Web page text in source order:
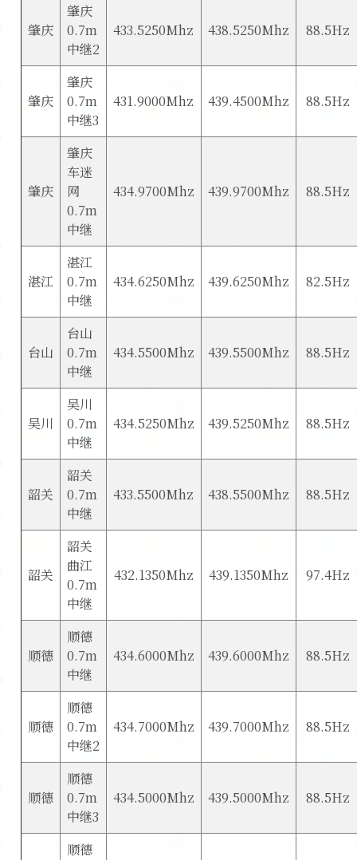
肇庆
肇庆
0.7m
中继2
433.5250Mhz 438.5250Mhz 88.5Hz
肇庆
肇庆
0.7m
中继3
431.9000Mhz 439.4500Mhz 88.5Hz
肇庆
肇庆
车迷
网
0.7m
中继
434.9700Mhz 439.9700Mhz 88.5Hz
湛江
湛江
0.7m
中继
434.6250Mhz 439.6250Mhz 82.5Hz
台山
台山
0.7m
中继
434.5500Mhz 439.5500Mhz 88.5Hz
吴川
吴川
0.7m
中继
434.5250Mhz 439.5250Mhz 88.5Hz
韶关
韶关
0.7m
中继
433.5500Mhz 438.5500Mhz 88.5Hz
韶关
韶关
曲江
0.7m
中继
432.1350Mhz 439.1350Mhz 97.4Hz
顺德
顺德
0.7m
中继
434.6000Mhz 439.6000Mhz 88.5Hz
顺德
顺德
0.7m
中继2
434.7000Mhz 439.7000Mhz 88.5Hz
顺德
顺德
0.7m
中继3
434.5000Mhz 439.5000Mhz 88.5Hz
顺德